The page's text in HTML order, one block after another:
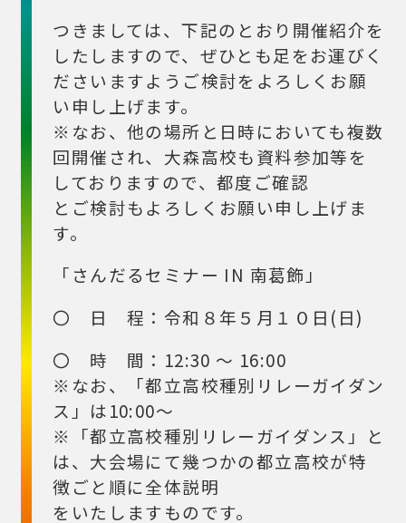
つきましては、下記のとおり開催紹介を
したしますので、ぜひとも足をお運びく
ださいますようご検討をよろしくお願
い申し上げます。
※なお、他の場所と日時においても複数
回開催され、大森高校も資料参加等を
しておりますので、都度ご確認
とご検討もよろしくお願い申し上げま
す。
「さんだるセミナー IN 南葛飾」
〇 日 程：令和８年５月１０日(日)
〇 時 間：12:30 ～ 16:00
※なお、「都立高校種別リレーガイダン
ス」は10:00～
※「都立高校種別リレーガイダンス」と
は、大会場にて幾つかの都立高校が特
徴ごと順に全体説明
をいたしますものです。